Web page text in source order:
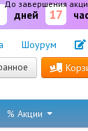
До завершения
дней 17
Шоурум
% Акции